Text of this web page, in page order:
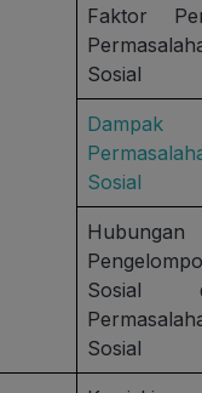
Faktor
Sosial
Dampak
Sosial
Hubungan
Sosial
Sosial